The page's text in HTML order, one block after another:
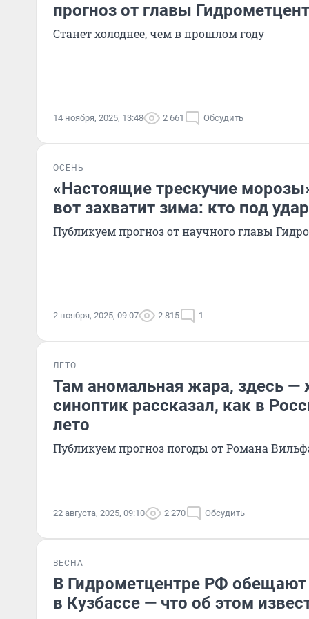
прогноз от главы
Станет холоднее, чем в прошлом году
14 ноября, 2025, 13:48 2 661 Обсудить
ОСЕНЬ
«Настоящие трескучие
вот захватит зима: кто под
Публикуем прогноз от научного главы
2 ноября, 2025, 09:07 2 815 1
ЛЕТО
Там аномальная жара, здесь —
синоптик рассказал, как в
лето
Публикуем прогноз погоды от Романа
22 августа, 2025, 09:10 2 270 Обсудить
ВЕСНА
В Гидрометцентре РФ
в Кузбассе — что об этом